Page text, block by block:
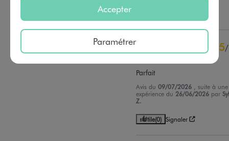
5/
Parfait
Avis du09/07/2026
, suite à une
expérience du 26/06/2026 par
Z.
Utile(0) Signaler
Accepter
Paramétrer